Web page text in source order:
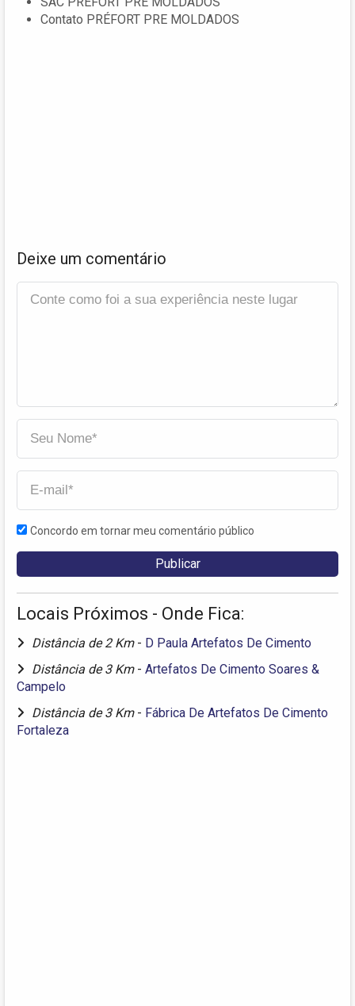
Contato PRÉFORT PRE MOLDADOS
Deixe um comentário
Concordo em tornar meu comentário público
Locais Próximos - Onde Fica:
Distância de 2 Km - D Paula Artefatos De Cimento
Distância de 3 Km - Artefatos De Cimento Soares &
Campelo
Distância de 3 Km - Fábrica De Artefatos De Cimento
Fortaleza